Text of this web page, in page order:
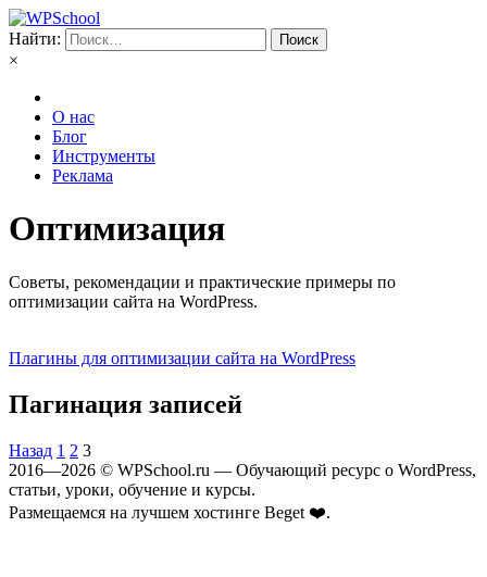
Найти:
×
О нас
Блог
Инструменты
Реклама
Оптимизация
Советы, рекомендации и практические примеры по
оптимизации сайта на WordPress.
Плагины для оптимизации сайта на WordPress
Пагинация записей
Назад 1 2 3
2016—2026 © WPSchool.ru — Обучающий ресурс о WordPress,
статьи, уроки, обучение и курсы.
Размещаемся на лучшем хостинге Beget ❤️.